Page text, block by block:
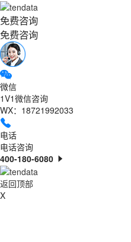
免费咨询
免费咨询
微信
1V1微信咨询
WX：18721992033
电话
电话咨询
400-180-6080
返回顶部
X